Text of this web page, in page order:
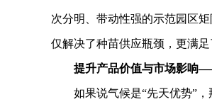
次分明、带动性强的示范园区
仅解决了种苗供应瓶颈，更满
提升产品价值与市场影响——
如果说气候是“先天优势”，